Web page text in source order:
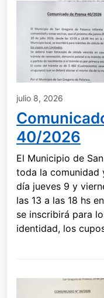
julio 8, 2026
40/2026
El Municipio de
toda la comunidad
día jueves 9 y
las 13 a las 18 hs
se inscribirá para
identidad, los